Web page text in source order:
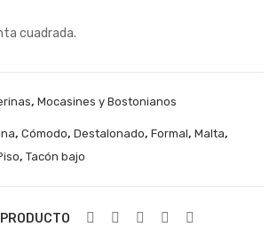
cuadrada.
, Mocasines y Bostonianos
, Cómodo, Destalonado, Formal, Malta,
, Tacón bajo